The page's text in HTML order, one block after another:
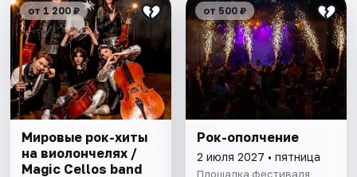
от 1 200 ₽
Мировые рок-хиты
на виолончелях /
Magic Cellos band
от 500 ₽
Рок-ополчение
2 июля 2027 • пятница
Площадка фестиваля